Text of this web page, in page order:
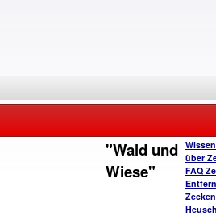
"Wald und
Wiese"
über
FAQ
Zecken